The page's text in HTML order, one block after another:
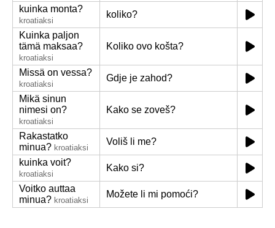
kuinka monta?
kroatiaksi
koliko?
Kuinka paljon
tämä maksaa?
kroatiaksi
Koliko ovo košta?
Missä on vessa?
kroatiaksi
Gdje je zahod?
Mikä sinun
nimesi on?
kroatiaksi
Kako se zoveš?
Rakastatko
minua? kroatiaksi
Voliš li me?
kuinka voit?
kroatiaksi
Kako si?
Voitko auttaa
minua? kroatiaksi
Možete li mi pomoći?